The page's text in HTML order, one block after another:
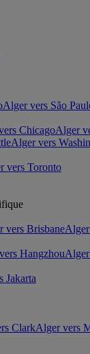
Alger vers São
ChicagoAlger
Alger vers
vers Toronto
vers Brisbane
Hangzhou
Jakarta
ClarkAlger vers